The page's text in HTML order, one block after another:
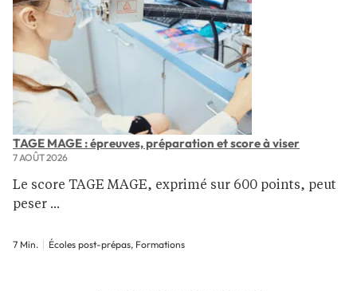
TAGE MAGE : épreuves, préparation et score à viser
7 AOÛT 2026
Le score TAGE MAGE, exprimé sur 600 points, peut
peser ...
7 Min. Écoles post-prépas, Formations